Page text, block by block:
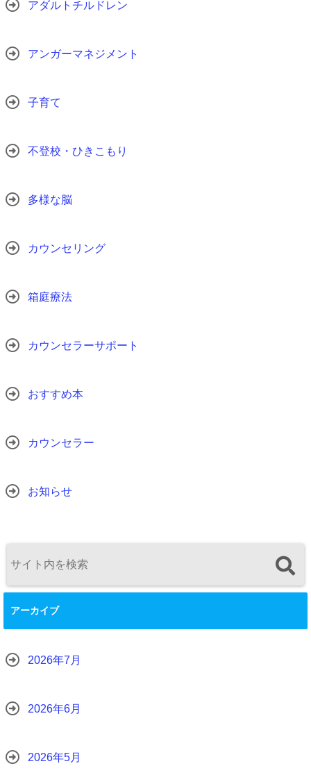
アダルトチルドレン
アンガーマネジメント
子育て
不登校・ひきこもり
多様な脳
カウンセリング
箱庭療法
カウンセラーサポート
おすすめ本
カウンセラー
お知らせ
アーカイブ
2026年7月
2026年6月
2026年5月